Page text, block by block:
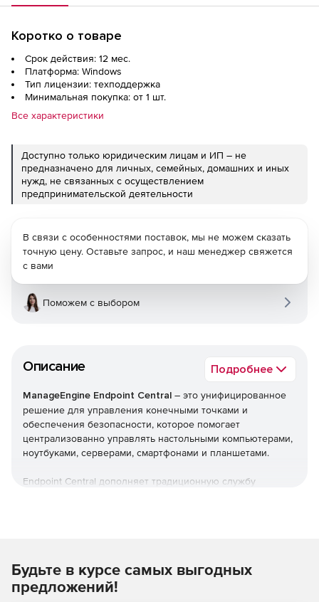
Коротко о товаре
Срок действия: 12 мес.
Платформа: Windows
Тип лицензии: техподдержка
Минимальная покупка: от 1 шт.
Все характеристики
Доступно только юридическим лицам и ИП – не
предназначено для личных, семейных, домашних и иных
нужд, не связанных с осуществлением
предпринимательской деятельности
Описание Подробнее
ManageEngine Endpoint Central – это унифицированное
решение для управления конечными точками и
обеспечения безопасности, которое помогает
централизованно управлять настольными компьютерами,
ноутбуками, серверами, смартфонами и планшетами.
Endpoint Central дополняет традиционную службу
образов и развертывание ОС. Кроме того,решение
позволяет управлять активами и лицензиями на ПО,
отслеживать статистику использования ПО, управлять
В связи с особенностями поставок, мы не можем сказать
точную цену. Оставьте запрос, и наш менеджер свяжется
с вами
Поможем с выбором
Будьте в курсе самых выгодных
предложений!